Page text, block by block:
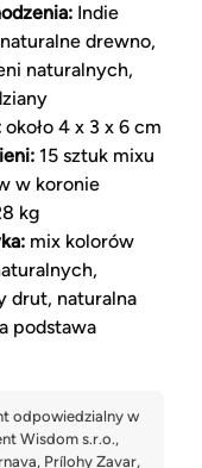
Indie
drewno,
naturalnych,
około 4 x 3 x 6 cm
15 sztuk mixu
w koronie
kg
mix kolorów
drut, naturalna
podstawa